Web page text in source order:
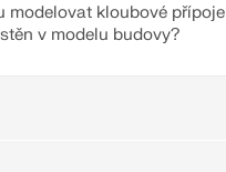
modelovat kloubové přípoje
v modelu budovy?